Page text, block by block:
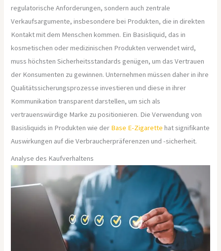
regulatorische Anforderungen, sondern auch zentrale
Verkaufsargumente, insbesondere bei Produkten, die in direkten
Kontakt mit dem Menschen kommen. Ein Basisliquid, das in
kosmetischen oder medizinischen Produkten verwendet wird,
muss höchsten Sicherheitsstandards genügen, um das Vertrauen
der Konsumenten zu gewinnen. Unternehmen müssen daher in ihre
Qualitätssicherungsprozesse investieren und diese in ihrer
Kommunikation transparent darstellen, um sich als
vertrauenswürdige Marke zu positionieren. Die Verwendung von
Basisliquids in Produkten wie der Base E-Zigarette hat signifikante
Auswirkungen auf die Verbraucherpräferenzen und -sicherheit.
Analyse des Kaufverhaltens